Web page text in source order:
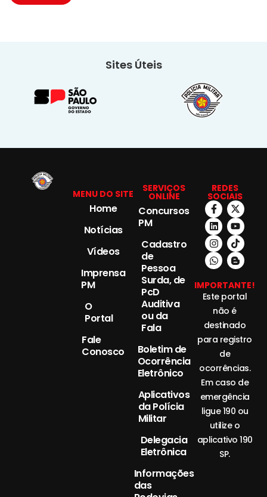
Sites Úteis
MENU DO SITE
Home
Notícias
Vídeos
Imprensa
PM
O
Portal
Fale
Conosco
SERVIÇOS
ONLINE
Concursos
PM
Cadastro
de
Pessoa
Surda, de
PcD
Auditiva
ou da
Fala
Boletim de
Ocorrência
Eletrônico
Aplicativos
da Polícia
Militar
Delegacia
Eletrônica
Informações
das
REDES
SOCIAIS
IMPORTANTE!
Este portal
não é
destinado
para registro
de
ocorrências.
Em caso de
emergência
ligue 190 ou
utilize o
aplicativo 190
SP.